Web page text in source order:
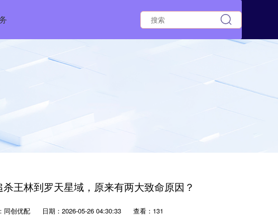
王林到罗天星域，原来有两大致命原因？
同创优配 日期：2026-05-26 04:30:33 查看：131